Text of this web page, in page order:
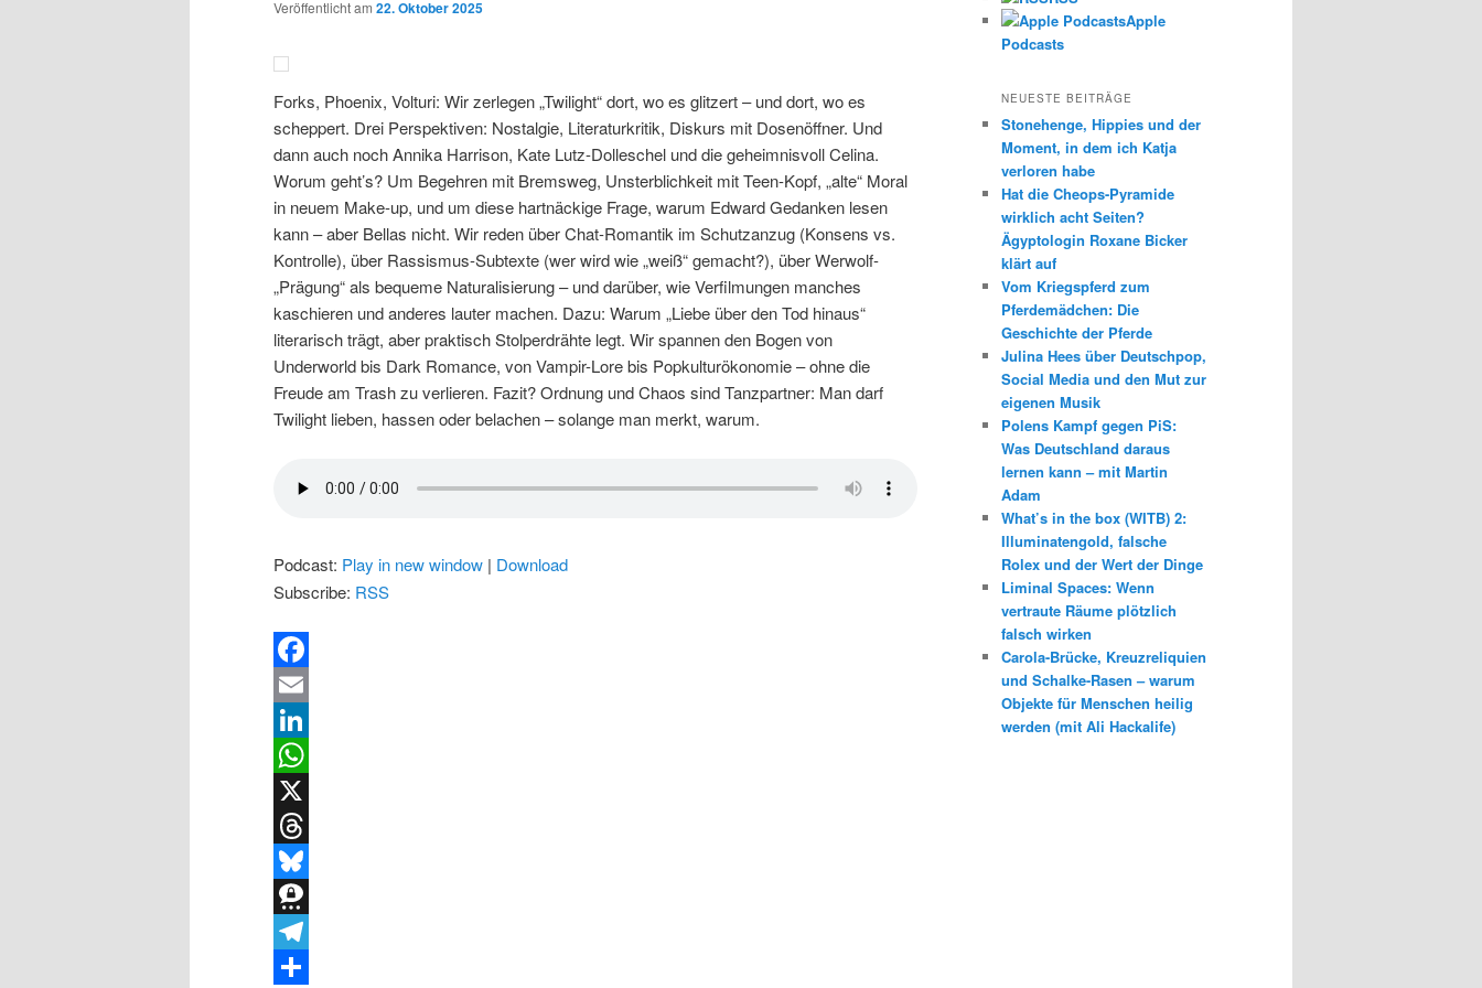
Veröffentlicht am 22. Oktober 2025
Forks, Phoenix, Volturi: Wir zerlegen „Twilight“ dort, wo es glitzert – und dort, wo es
scheppert. Drei Perspektiven: Nostalgie, Literaturkritik, Diskurs mit Dosenöffner. Und
dann auch noch Annika Harrison, Kate Lutz-Dolleschel und die geheimnisvoll Celina.
Worum geht’s? Um Begehren mit Bremsweg, Unsterblichkeit mit Teen-Kopf, „alte“ Moral
in neuem Make-up, und um diese hartnäckige Frage, warum Edward Gedanken lesen
kann – aber Bellas nicht. Wir reden über Chat-Romantik im Schutzanzug (Konsens vs.
Kontrolle), über Rassismus-Subtexte (wer wird wie „weiß“ gemacht?), über Werwolf-
„Prägung“ als bequeme Naturalisierung – und darüber, wie Verfilmungen manches
kaschieren und anderes lauter machen. Dazu: Warum „Liebe über den Tod hinaus“
literarisch trägt, aber praktisch Stolperdrähte legt. Wir spannen den Bogen von
Underworld bis Dark Romance, von Vampir-Lore bis Popkulturökonomie – ohne die
Freude am Trash zu verlieren. Fazit? Ordnung und Chaos sind Tanzpartner: Man darf
Twilight lieben, hassen oder belachen – solange man merkt, warum.
Podcast: Play in new window | Download
Subscribe: RSS
Facebook
Email
LinkedIn
WhatsApp
X
Threads
Bluesky
Threema
Telegram
Apple
Podcasts
NEUESTE BEITRÄGE
Stonehenge, Hippies und der
Moment, in dem ich Katja
verloren habe
Hat die Cheops-Pyramide
wirklich acht Seiten?
Ägyptologin Roxane Bicker
klärt auf
Vom Kriegspferd zum
Pferdemädchen: Die
Geschichte der Pferde
Julina Hees über Deutschpop,
Social Media und den Mut zur
eigenen Musik
Polens Kampf gegen PiS:
Was Deutschland daraus
lernen kann – mit Martin
Adam
What’s in the box (WITB) 2:
Illuminatengold, falsche
Rolex und der Wert der Dinge
Liminal Spaces: Wenn
vertraute Räume plötzlich
falsch wirken
Carola-Brücke, Kreuzreliquien
und Schalke-Rasen – warum
Objekte für Menschen heilig
werden (mit Ali Hackalife)